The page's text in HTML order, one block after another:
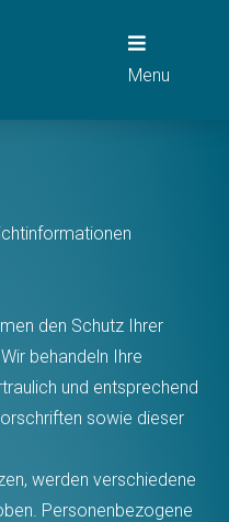
Menu
den Schutz Ihrer
behandeln Ihre
und entsprechend
sowie dieser
werden verschiedene
Personenbezogene